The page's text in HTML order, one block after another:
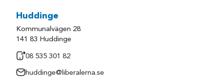
Huddinge
Kommunalvägen 28
141 83 Huddinge
08 535 301 82
huddinge@liberalerna.se